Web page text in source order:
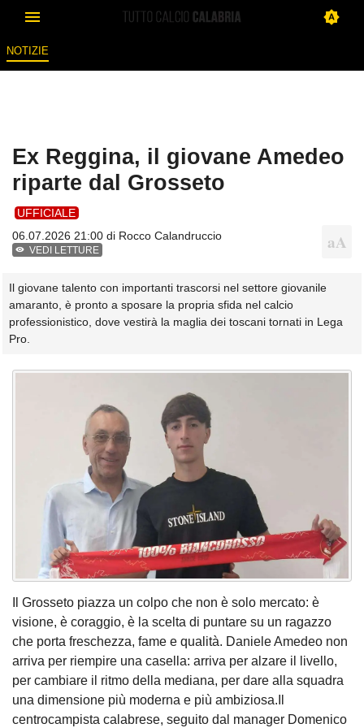
NOTIZIE
Ex Reggina, il giovane Amedeo
riparte dal Grosseto
UFFICIALE
06.07.2026 21:00 di Rocco Calandruccio
VEDI LETTURE
Il giovane talento con importanti trascorsi nel settore giovanile
amaranto, è pronto a sposare la propria sfida nel calcio
professionistico, dove vestirà la maglia dei toscani tornati in Lega
Pro.
Il Grosseto piazza un colpo che non è solo mercato: è
visione, è coraggio, è la scelta di puntare su un ragazzo
che porta freschezza, fame e qualità. Daniele Amedeo non
arriva per riempire una casella: arriva per alzare il livello,
per cambiare il ritmo della mediana, per dare alla squadra
una dimensione più moderna e più ambiziosa.Il
centrocampista calabrese, seguito dal manager Domenico